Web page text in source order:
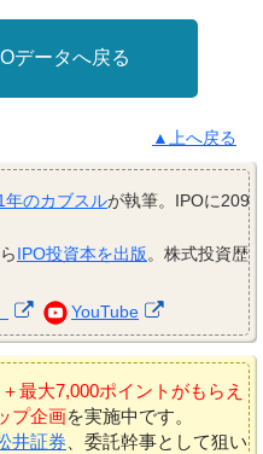
データへ戻る
▲上へ戻る
年のカブスルが執筆。IPOに209
IPO投資本を出版。株式投資歴
YouTube
最大7,000ポイントがもらえ
プ企画を実施中です。
井証券 、委託幹事として狙い